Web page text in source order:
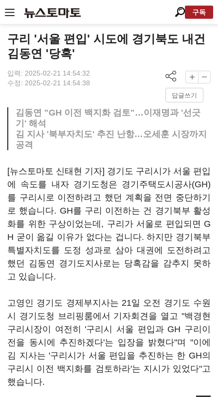
구독
구리 '서울 편입' 시도에 경기북도 내건
김동연 '당혹'
입력: 2025-02-21 14:54:32
수정: 2025-02-21 14:54:38
답글쓰기
김동연 "GH 이전 백지화 검토"…이재명과 '선긋
기' 해석
김 지사 '북부자치도' 추진 난항…오세훈 시장까지
공격
[뉴스토마토 신태현 기자] 경기도 구리시가 서울 편입
에 속도를 내자 경기도청은 경기주택도시공사(GH)
를 구리시로 이전하려고 했던 계획을 전면 중단하기
로 했습니다. GH를 구리 이전하는 건 경기북부 활성
화를 위한 구상이었는데, 구리가 서울로 편입되면 G
H 굳이 옮길 이유가 없다는 겁니다. 하지만 경기북부
특별자치도를 도정 성과로 삼아 대권에 도전하려고
했던 김동연 경기도지사로는 당혹감을 감추지 못하
고 있습니다.
고영인 경기도 경제부지사는 21일 오전 경기도 수원
시 경기도청 브리핑룸에서 기자회견을 열고 "백경현
구리시장이 여전히 '구리시 서울 편입과 GH 구리이
전을 동시에 추진하겠다'는 입장을 밝혔다"며 "이에
김 지사는 '구리시가 서울 편입을 추진하는 한 GH의
구리시 이전 백지화를 검토하라'는 지시가 있었다"고
했습니다.